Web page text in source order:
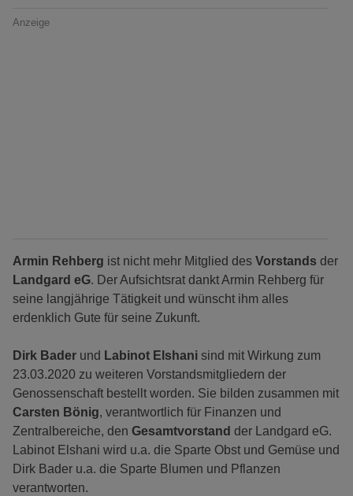
Anzeige
Armin Rehberg ist nicht mehr Mitglied des Vorstands der
Landgard eG. Der Aufsichtsrat dankt Armin Rehberg für
seine langjährige Tätigkeit und wünscht ihm alles
erdenklich Gute für seine Zukunft.
Dirk Bader und Labinot Elshani sind mit Wirkung zum
23.03.2020 zu weiteren Vorstandsmitgliedern der
Genossenschaft bestellt worden. Sie bilden zusammen mit
Carsten Bönig, verantwortlich für Finanzen und
Zentralbereiche, den Gesamtvorstand der Landgard eG.
Labinot Elshani wird u.a. die Sparte Obst und Gemüse und
Dirk Bader u.a. die Sparte Blumen und Pflanzen
verantworten.